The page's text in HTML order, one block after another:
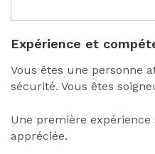
Expérience et
Vous êtes une personne
sécurité. Vous êtes
Une première
appréciée.